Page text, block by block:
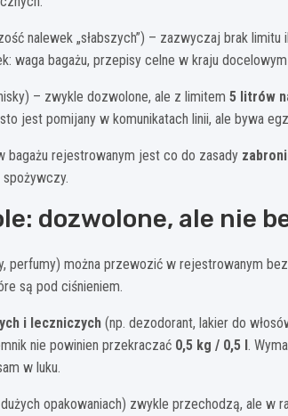
nalewek „słabszych”) – zazwyczaj brak
waga bagażu, przepisy celne w kraju
– zwykle dozwolone, ale z limitem 5 litrów
jest pomijany w komunikatach linii, ale bywa
bagażu rejestrowanym jest co do zasady
dozwolone, ale nie
perfumy) można przewozić w rejestrowanym
są pod ciśnieniem.
i leczniczych (np. dezodorant, lakier do
nie powinien przekraczać 0,5 kg / 0,5 l.
w luku.
opakowaniach) zwykle przechodzą, ale w